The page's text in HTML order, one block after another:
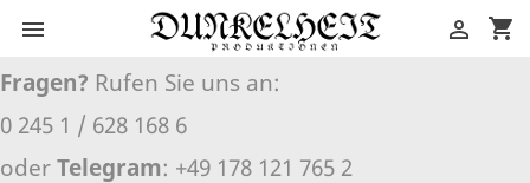
 shopping_cart

Fragen? Rufen Sie uns an:
0 245 1 / 628 168 6
oder Telegram: +49 178 121 765 2